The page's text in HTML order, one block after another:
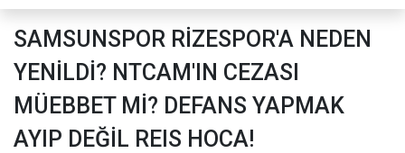
SAMSUNSPOR RİZESPOR'A NEDEN
YENİLDİ? NTCAM'IN CEZASI
MÜEBBET Mİ? DEFANS YAPMAK
AYIP DEĞİL REIS HOCA!